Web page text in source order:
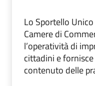
Lo Sportello
Camere di
l’operatività di
cittadini e
contenuto delle